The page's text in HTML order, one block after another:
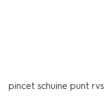
pincet schuine punt rvs